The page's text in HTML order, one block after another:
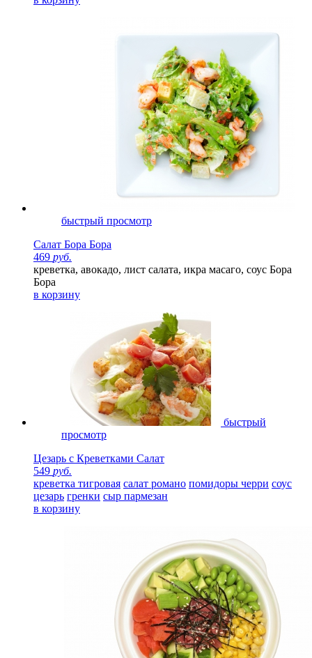
быстрый просмотр
Салат Бора Бора
469 руб.
креветка, авокадо, лист салата, икра масаго, соус Бора
Бора
в корзину
быстрый
просмотр
Цезарь с Креветками Салат
549 руб.
креветка тигровая салат романо помидоры черри соус
цезарь гренки сыр пармезан
в корзину